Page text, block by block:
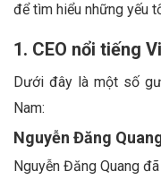
để tìm hiểu những yếu
1. CEO nổi tiếng
Dưới đây là một số
Nam:
Nguyễn Đăng
Nguyễn Đăng Quang